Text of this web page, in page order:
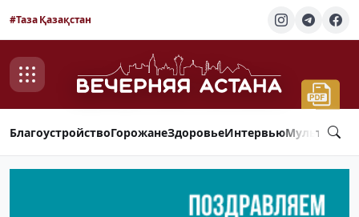
#Таза Қазақстан
БлагоустройствоГорожанеЗдоровьеИнтервью